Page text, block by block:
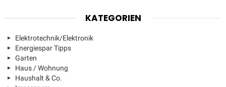
KATEGORIEN
Elektrotechnik/Elektronik
Energiespar Tipps
Garten
Haus / Wohnung
Haushalt & Co.